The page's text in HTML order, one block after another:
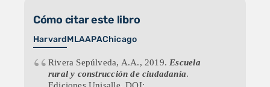
Cómo citar este libro
HarvardMLAAPAChicago
Rivera Sepúlveda, A.A., 2019. Escuela
rural y construcción de ciudadanía.